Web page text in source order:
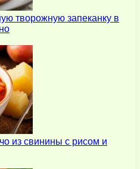
творожную запеканку в
из свинины с рисом и